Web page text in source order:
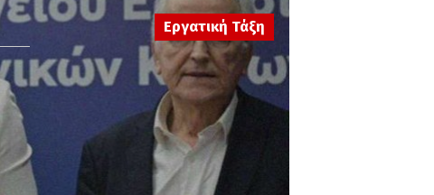
Εργατική Τάξη